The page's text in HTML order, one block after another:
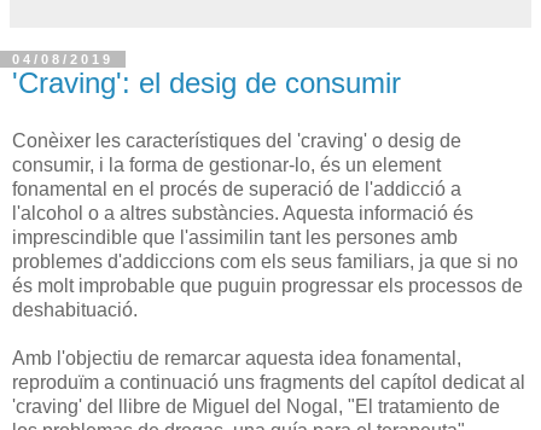
04/08/2019
'Craving': el desig de consumir
Conèixer les característiques del 'craving' o desig de
consumir, i la forma de gestionar-lo, és un element
fonamental en el procés de superació de l'addicció a
l'alcohol o a altres substàncies. Aquesta informació és
imprescindible que l'assimilin tant les persones amb
problemes d'addiccions com els seus familiars, ja que si no
és molt improbable que puguin progressar els processos de
deshabituació.
Amb l'objectiu de remarcar aquesta idea fonamental,
reproduïm a continuació uns fragments del capítol dedicat al
'craving' del llibre de Miguel del Nogal, "El tratamiento de